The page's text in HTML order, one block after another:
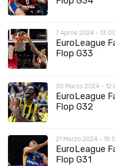
7 Aprile 2024 - 13:00
EuroLeague
Flop G33
30 Marzo 2024 -
EuroLeague
Flop G32
21 Marzo 2024 -
EuroLeague
Flop G31